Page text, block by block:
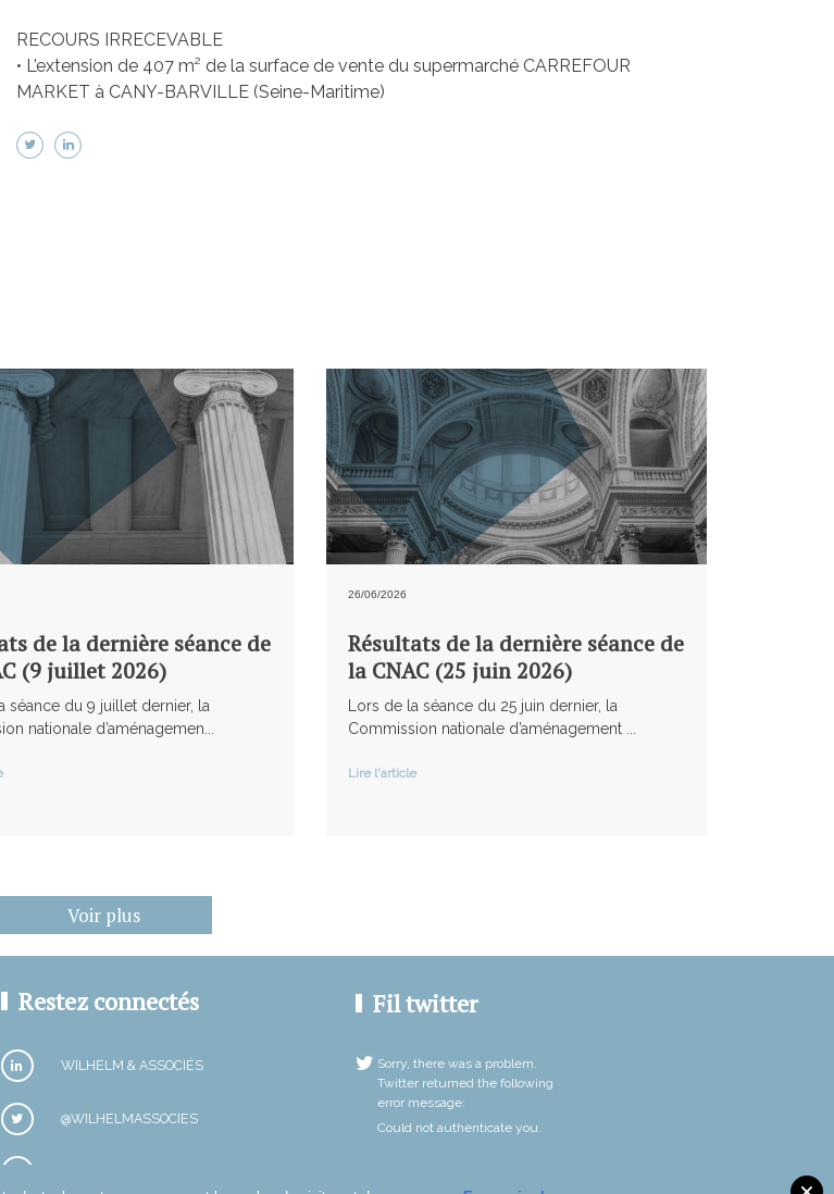
RECOURS IRRECEVABLE
• L’extension de 407 m² de la surface de vente du supermarché CARREFOUR
MARKET à CANY-BARVILLE (Seine-Maritime)
de la dernière séance de
(9 juillet 2026)
séance du 9 juillet dernier, la
nationale d’aménagemen...
26/06/2026
Résultats de la dernière séance de
la CNAC (25 juin 2026)
Lors de la séance du 25 juin dernier, la
Commission nationale d’aménagement ...
Lire l'article
Voir plus
Restez connectés
WILHELM & ASSOCIÉS
@WILHELMASSOCIES
Fil twitter
Sorry, there was a problem.
Twitter returned the following
error message:
Could not authenticate you.